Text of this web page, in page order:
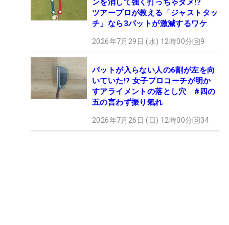
ンを消して強く打っちゃダメ!?
ツアープロが教える「ジャストタッ
チ」なら3パットが激減するワケ
2026年7月29日 (水) 12時00分 9
パットが入らない人の6割が左を向
いていた!? 女子プロコーチが明か
すアライメントの落とし穴 #四の
五の言わず振り氣れ
2026年7月26日 (日) 12時00分 34